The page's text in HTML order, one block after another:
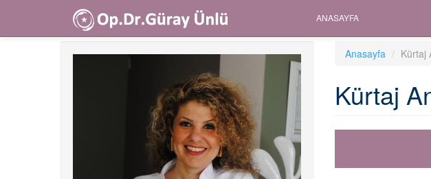
atla
ANASAYFA
Anasayfa Kürtaj
Kürtaj